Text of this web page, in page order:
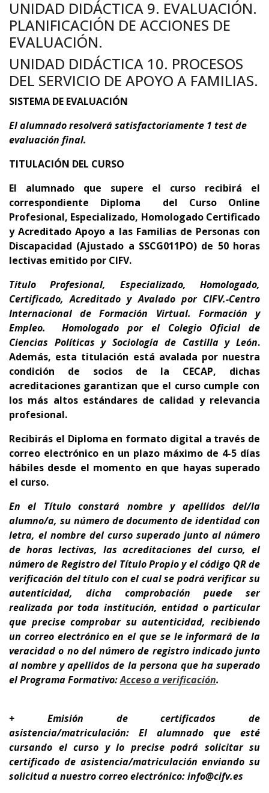
UNIDAD DIDÁCTICA 9. EVALUACIÓN.
PLANIFICACIÓN DE ACCIONES DE
EVALUACIÓN.
UNIDAD DIDÁCTICA 10. PROCESOS
DEL SERVICIO DE APOYO A FAMILIAS.
SISTEMA DE EVALUACIÓN
El alumnado resolverá satisfactoriamente 1 test de
evaluación final.
TITULACIÓN DEL CURSO
El alumnado que supere el curso recibirá el
correspondiente Diploma del Curso Online
Profesional, Especializado, Homologado Certificado
y Acreditado Apoyo a las Familias de Personas con
Discapacidad (Ajustado a SSCG011PO) de 50 horas
lectivas emitido por CIFV.
Título Profesional, Especializado, Homologado,
Certificado, Acreditado y Avalado por CIFV.-Centro
Internacional de Formación Virtual. Formación y
Empleo.
Homologado por el Colegio Oficial de
Ciencias Políticas y Sociología de Castilla y León.
Además, esta titulación está avalada por nuestra
condición de socios de la CECAP, dichas
acreditaciones garantizan que el curso cumple con
los más altos estándares de calidad y relevancia
profesional.
Recibirás el Diploma en formato digital a través de
correo electrónico en un plazo máximo de 4-5 días
hábiles desde el momento en que hayas superado
el curso.
En el Títuloconstará nombre y apellidos del/la
alumno/a, su número de documento de identidad con
letra, el nombre del curso superado junto al número
de horas lectivas, las acreditaciones del curso, el
número de Registro del Título Propio y el código QR de
verificación del título con el cual se podrá verificar su
autenticidad, dicha comprobación puede ser
realizada por toda institución, entidad o particular
que precise comprobar su autenticidad, recibiendo
un correo electrónico en el que se le informará de la
veracidad o no del número de registro indicado junto
al nombre y apellidos de la persona que ha superado
el Programa Formativo:Acceso a verificación.
+ Emisión de certificados de
asistencia/matriculación: El alumnado que esté
cursando el curso y lo precise podrá solicitar su
certificado de asistencia/matriculación enviando su
solicitud a nuestro correo electrónico: info@cifv.es